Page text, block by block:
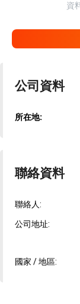
資
公司資料
所在地:
聯絡資料
聯絡人:
公司地址:
國家 / 地區: